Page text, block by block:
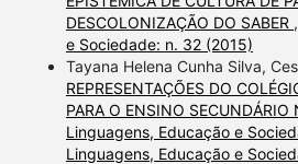
DESCOLONIZAÇÃO DO SABER ,
e Sociedade: n. 32 (2015)
Tayana Helena Cunha Silva,
REPRESENTAÇÕES DO
PARA O ENSINO
Linguagens, Educação e
Linguagens, Educação e